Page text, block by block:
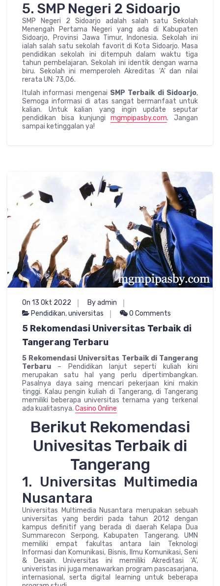
5. SMP Negeri 2 Sidoarjo
SMP Negeri 2 Sidoarjo adalah salah satu Sekolah
Menengah Pertama Negeri yang ada di Kabupaten
Sidoarjo, Provinsi Jawa Timur, Indonesia. Sekolah ini
ialah salah satu sekolah favorit di Kota Sidoarjo. Masa
pendidikan sekolah ini ditempuh dalam waktu tiga
tahun pembelajaran. Sekolah ini identik dengan warna
biru. Sekolah ini memperoleh Akreditas ‘A’ dan nilai
rerata UN: 73,06.
Itulah informasi mengenai SMP Terbaik di Sidoarjo,
Semoga informasi di atas sangat bermanfaat untuk
kalian. Untuk kalian yang ingin update seputar
pendidikan bisa kunjungimgmpipasby.com. Jangan
sampai ketinggalan ya!
On 13 Okt 2022
By admin
Pendidikan,universitas 0 Comments
5 Rekomendasi Universitas Terbaik di
Tangerang Terbaru
5 Rekomendasi Universitas Terbaik di Tangerang
Terbaru – Pendidikan lanjut seperti kuliah kini
merupakan satu hal yang perlu dipertimbangkan.
Pasalnya daya saing mencari pekerjaan kini makin
tinggi. Kalau pengin kuliah di Tangerang, di Tangerang
memiliki beberapa universitas ternama yang terkenal
ada kualitasnya. Casino Online
Berikut Rekomendasi
Univesitas Terbaik di
Tangerang
1. Universitas Multimedia
Nusantara
Universitas Multimedia Nusantara merupakan sebuah
universitas yang berdiri pada tahun 2012 dengan
kampus definitif yang berada di daerah Kelapa Dua
Summarecon Serpong, Kabupaten Tangerang. UMN
memiliki empat fakultas antara lain Teknologi
Informasi dan Komunikasi, Bisnis, Ilmu Komunikasi, Seni
& Desain. Universitas ini memiliki Akreditasi ‘A’,
univeristas ini juga menawarkan program pascasarjana,
internasional, serta digital learning untuk beberapa